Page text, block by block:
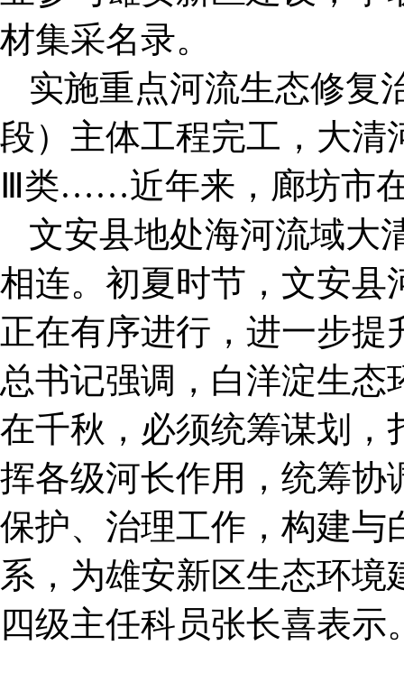
材集采名录。
实施重点河流生态修复
段）主体工程完工，大
Ⅲ类……近年来，廊坊市
文安县地处海河流域大
相连。初夏时节，文安县
正在有序进行，进一步提
总书记强调，白洋淀生态
在千秋，必须统筹谋划，
挥各级河长作用，统筹协
保护、治理工作，构建与
系，为雄安新区生态环境
四级主任科员张长喜表示